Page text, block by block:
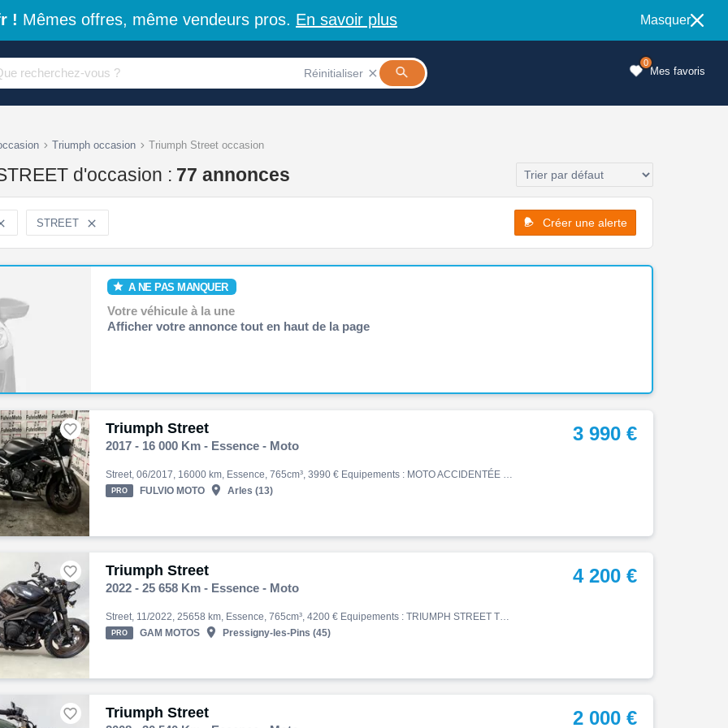
! Mêmes offres, même vendeurs pros. En savoir plus Masquer
Réinitialiser  Mes favoris
0
Triumph occasion Triumph Street occasion
d'occasion : 77 annonces
STREET  Créer une alerte
A NE PAS MANQUER
Votre véhicule à la une
Afficher votre annonce tout en haut de la page
Triumph Street

2017 - 16 000 Km - Essence - Moto
Street, 06/2017, 16000 km, Essence, 765cm³, 3990 € Equipements : MOTO ACCIDENTÉE PROCEDURE .RSV ,VENDU SANS GARANTIE POUR PROFESSIONNELS Français . VENDU avec DOSSIER RSV .1er rapport + carte grise. POUR L'EXPORT : LA CARTE GRISE ORIGINALE EST DISPONIBLE AUX PARTICULIERS Françai…
PRO FULVIO MOTO  Arles (13)
3 990 €
Triumph Street

2022 - 25 658 Km - Essence - Moto
Street, 11/2022, 25658 km, Essence, 765cm³, 4200 € Equipements : TRIUMPH STREET TRIPLE RS Moto accidentée en procédure RSV CADRE ok, MOTEUR ok, FOURCHE a contrôlé, MISE EN ROUTE ok. Pour plus d'informations n'hésitez pas nous contacter par téléphone ou par mail Les véhicules acc…
PRO GAM MOTOS  Pressigny-les-Pins (45)
4 200 €
Triumph Street
 2 000 €